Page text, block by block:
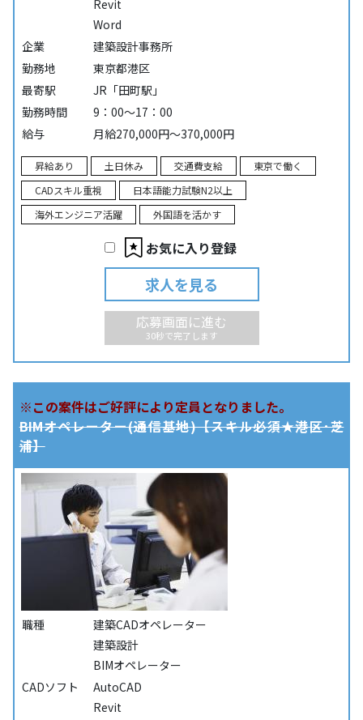
Revit
Word
企業
建築設計事務所
勤務地
東京都港区
最寄駅
JR「田町駅」
勤務時間
9：00～17：00
給与
月給270,000円～370,000円
昇給あり 土日休み 交通費支給
東京で働く
CADスキル重視
日本語能力試験N2以上
海外エンジニア活躍
外国語を活かす
お気に入り登録
求人を見る
応募画面に進む
30秒で完了します
※この案件はご好評により定員となりました。
BIMオペレーター(通信基地)【スキル必須★港区･芝
浦】
職種
建築CADオペレーター
建築設計
BIMオペレーター
CADソフト
AutoCAD
Revit